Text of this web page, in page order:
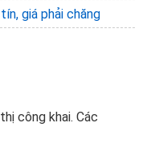
giá phải chăng
công khai. Các